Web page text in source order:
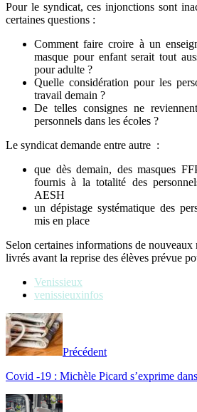
Pour le syndicat, ces injonctions sont
certaines questions :
Comment faire croire à un
masque pour enfant serait tout
pour adulte ?
Quelle considération pour les
travail demain ?
De telles consignes ne
personnels dans les écoles ?
Le syndicat demande entre autre :
que dès demain, des masques
fournis à la totalité des
AESH
un dépistage systématique des
mis en place
Selon certaines informations de nouveaux
livrés avant la reprise des élèves prévue
Venissieux
venissieuxinfos
Précédent
Covid -19 : Michèle Picard s’exprime